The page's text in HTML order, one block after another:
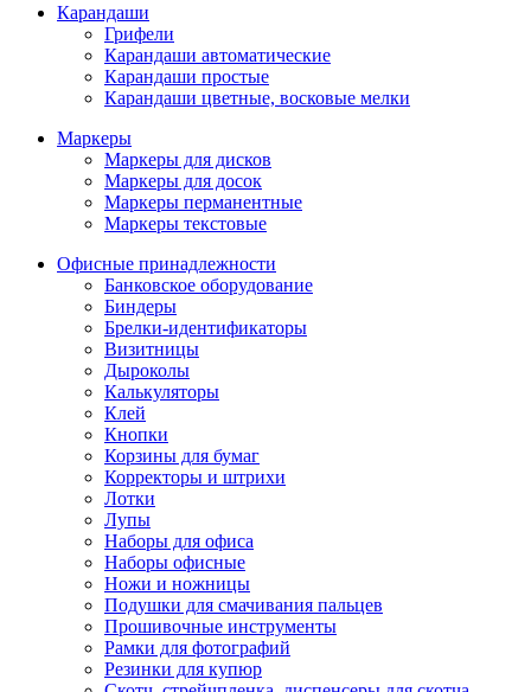
Карандаши
Грифели
Карандаши автоматические
Карандаши простые
Карандаши цветные, восковые мелки
Маркеры
Маркеры для дисков
Маркеры для досок
Маркеры перманентные
Маркеры текстовые
Офисные принадлежности
Банковское оборудование
Биндеры
Брелки-идентификаторы
Визитницы
Дыроколы
Калькуляторы
Клей
Кнопки
Корзины для бумаг
Корректоры и штрихи
Лотки
Лупы
Наборы для офиса
Наборы офисные
Ножи и ножницы
Подушки для смачивания пальцев
Прошивочные инструменты
Рамки для фотографий
Резинки для купюр